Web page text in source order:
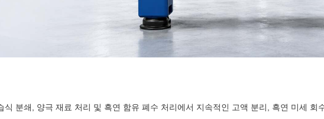
분쇄, 양극 재료 처리 및 흑연 함유 폐수 처리에서 지속적인 고액 분리, 흑연 미세 회